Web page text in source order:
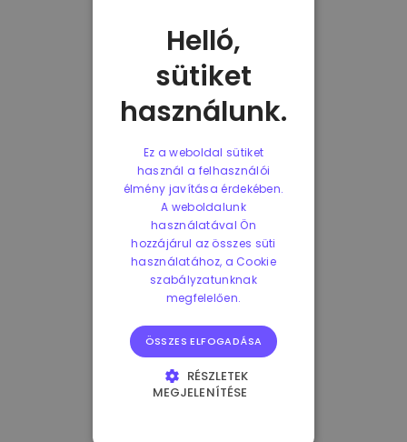
Helló,
sütiket
használunk.
Ez a weboldal sütiket
használ a felhasználói
élmény javítása érdekében.
A weboldalunk
használatával Ön
hozzájárul az összes süti
használatához, a Cookie
szabályzatunknak
megfelelően.
ÖSSZES ELFOGADÁSA
RÉSZLETEK
MEGJELENÍTÉSE